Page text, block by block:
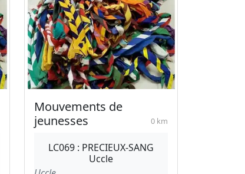
Mouvements de
jeunesses
0 km
LC069 : PRECIEUX-SANG
Uccle